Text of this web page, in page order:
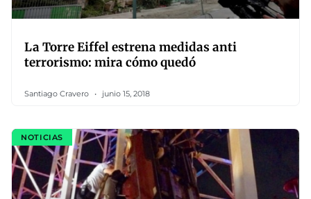
La Torre Eiffel estrena medidas anti
terrorismo: mira cómo quedó
Santiago Cravero junio 15, 2018
NOTICIAS